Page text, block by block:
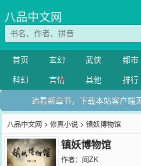
八品中文网
首页 玄幻 武侠 都市
科幻
言情 其他 排行
追看新章节，下载本站客户端
八品中文网 >修真小说 > 镇妖博物馆
镇妖博物馆
作者： 阎ZK